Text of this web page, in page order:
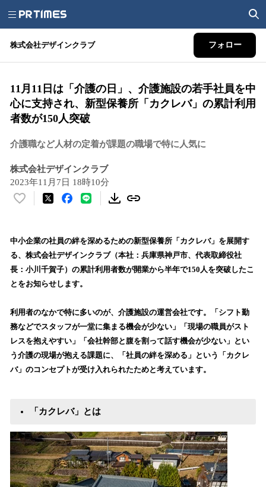
株式会社デザインクラブ フォロー
11月11日は「介護の日」、介護施設の若手社員を中
心に支持され、新型保養所「カクレバ」の累計利用
者数が150人突破
介護職など人材の定着が課題の職場で特に人気に
株式会社デザインクラブ
2023年11月7日 18時10分
い
！
数
を
読
み
中
で
す
中小企業の社員の絆を深めるための新型保養所「カクレバ」を展開す
る、株式会社デザインクラブ（本社：兵庫県神戸市、代表取締役社
長：小川千賀子）の累計利用者数が開業から半年で150人を突破したこ
とをお知らせします。
利用者のなかで特に多いのが、介護施設の運営会社です。「シフト勤
務などでスタッフが一堂に集まる機会が少ない」「現場の職員がスト
レスを抱えやすい」「会社幹部と腹を割って話す機会が少ない」とい
う介護の現場が抱える課題に、「社員の絆を深める」という「カクレ
バ」のコンセプトが受け入れられたためと考えています。
「カクレバ」とは